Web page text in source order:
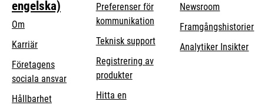
engelska)
Om
Karriär
Företagens
sociala ansvaropens
Hållbarhet
Preferenser för
kommunikation
Teknisk supportopens
Registrering av
produkter
Hitta en
Newsroom
Framgångshistorier
Analytiker Insikter